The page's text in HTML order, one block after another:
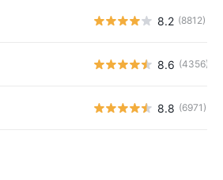
8.2 (8812)
8.6 (4356)
8.8 (6971)